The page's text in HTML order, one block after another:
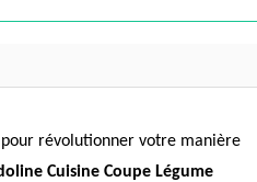
révolutionner votre manière
Cuisine Coupe Légume